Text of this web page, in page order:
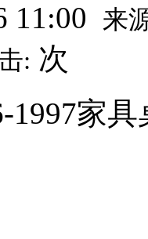
11:00 来
: 次
家具